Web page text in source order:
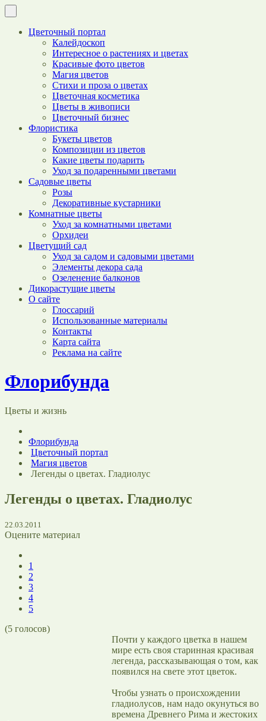
Цветочный портал
Калейдоскоп
Интересное о растениях и цветах
Красивые фото цветов
Магия цветов
Стихи и проза о цветах
Цветочная косметика
Цветы в живописи
Цветочный бизнес
Флористика
Букеты цветов
Композиции из цветов
Какие цветы подарить
Уход за подаренными цветами
Садовые цветы
Розы
Декоративные кустарники
Комнатные цветы
Уход за комнатными цветами
Орхидеи
Цветущий сад
Уход за садом и садовыми цветами
Элементы декора сада
Озеленение балконов
Дикорастущие цветы
О сайте
Глоссарий
Использованные материалы
Контакты
Карта сайта
Реклама на сайте
Флорибунда
Цветы и жизнь
Флорибунда
Цветочный портал
Магия цветов
Легенды о цветах. Гладиолус
Легенды о цветах. Гладиолус
22.03.2011
Оцените материал
1
2
3
4
5
(5 голосов)
Почти у каждого цветка в нашем
мире есть своя старинная красивая
легенда, рассказывающая о том, как
появился на свете этот цветок.
Чтобы узнать о происхождении
гладиолусов, нам надо окунуться во
времена Древнего Рима и жестоких